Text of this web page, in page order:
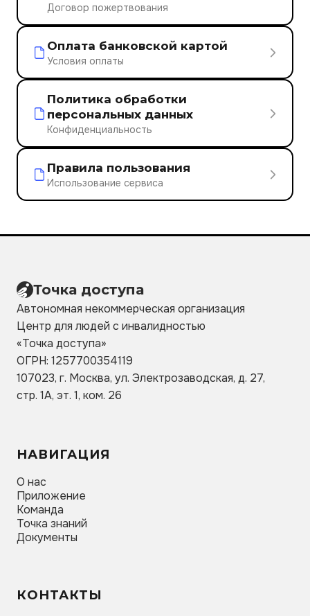
Договор пожертвования
Оплата банковской картой
Условия оплаты
Политика обработки
персональных данных
Конфиденциальность
Правила пользования
Использование сервиса
Точка доступа
Автономная некоммерческая организация
Центр для людей с инвалидностью
«Точка доступа»
ОГРН: 1257700354119
107023, г. Москва, ул. Электрозаводская, д. 27,
стр. 1А, эт. 1, ком. 26
НАВИГАЦИЯ
О нас
Приложение
Команда
Точка знаний
Документы
КОНТАКТЫ